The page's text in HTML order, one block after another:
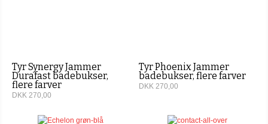
Tyr Synergy Jammer
Durafast badebukser,
flere farver
DKK 270,00
Tyr Phoenix Jammer
badebukser, flere farver
DKK 270,00